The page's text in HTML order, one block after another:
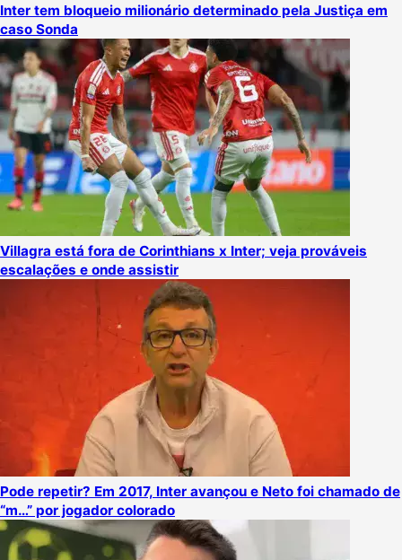
Inter tem bloqueio milionário determinado pela Justiça em
caso Sonda
Villagra está fora de Corinthians x Inter; veja prováveis
escalações e onde assistir
Pode repetir? Em 2017, Inter avançou e Neto foi chamado de
“m…” por jogador colorado